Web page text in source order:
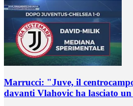
Marrucci: "Juve, il
davanti Vlahovic ha lasciato